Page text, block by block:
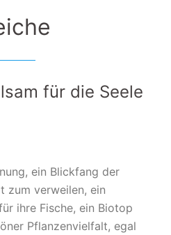
für die Seele
ein Blickfang der
zum verweilen, ein
ihre Fische, ein Biotop
Pflanzenvielfalt, egal